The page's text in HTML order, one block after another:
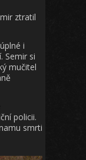
ztratil
i
Semir si
mučitel
policii.
smrti